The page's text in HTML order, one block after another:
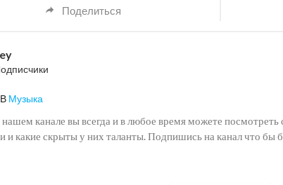
Поделиться
В Музыка
канале вы всегда и в любое время можете
и какие скрыты у них таланты. Подпишись на канал что бы